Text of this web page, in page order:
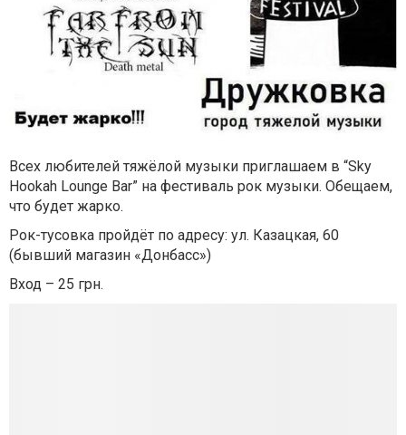
Всех любителей тяжёлой музыки приглашаем в “Sky
Hookah Lounge Bar” на фестиваль рок музыки. Обещаем,
что будет жарко.
Рок-тусовка пройдёт по адресу: ул. Казацкая, 60
(бывший магазин «Донбасс»)
Вход – 25 грн.